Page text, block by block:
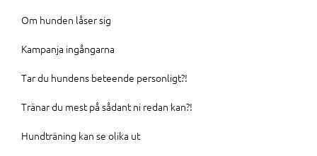
Om hunden låser sig
Kampanja ingångarna
Tar du hundens beteende personligt?!
Tränar du mest på sådant ni redan kan?!
Hundträning kan se olika ut